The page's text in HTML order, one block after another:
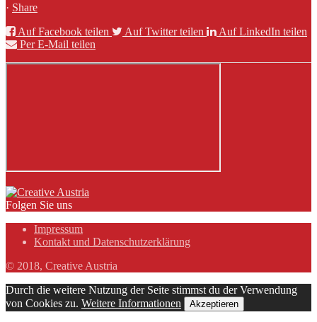
· Share
Auf Facebook teilen
Auf Twitter teilen
Auf LinkedIn teilen
Per E-Mail teilen
Folgen Sie uns
Impressum
Kontakt und Datenschutzerklärung
© 2018, Creative Austria
Durch die weitere Nutzung der Seite stimmst du der Verwendung
von Cookies zu. Weitere Informationen Akzeptieren